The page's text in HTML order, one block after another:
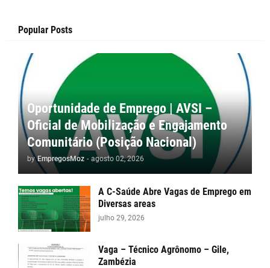
Popular Posts
Oportunidade de Emprego | AVSI –
Oficial de Mobilização e Engajamento
Comunitário (Posição Nacional)
by EmpregosMoz - agosto 02, 2026
A C-Saúde Abre Vagas de Emprego em
Diversas areas
julho 29, 2026
Vaga – Técnico Agrônomo – Gile,
Zambézia